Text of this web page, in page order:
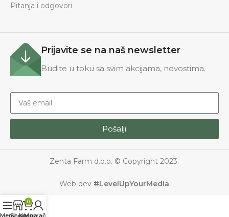
Pitanja i odgovori
Prijavite se na naš newsletter
Budite u toku sa svim akcijama, novostima.
Pošalji
Zenta Farm d.o.o. © Copyright 2023.
Web dev #LevelUpYourMedia
MenuShop
0
Korpa
Moj račun